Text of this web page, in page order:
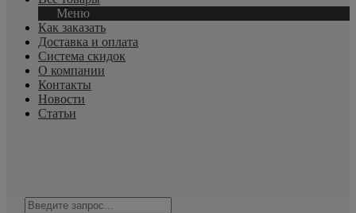
Меню
Как заказать
Доставка и оплата
Система скидок
О компании
Контакты
Новости
Статьи